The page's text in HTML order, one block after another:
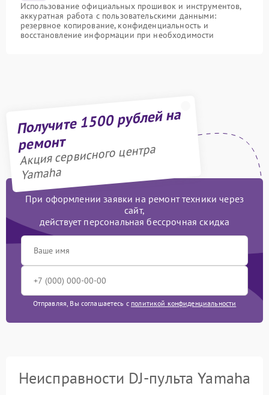
Использование официальных прошивок и инструментов,
аккуратная работа с пользовательскими данными:
резервное копирование, конфиденциальность и
восстановление информации при необходимости
Получите 1500 рублей на
ремонт
Акция сервисного центра
Yamaha
При оформлении заявки на ремонт техники через
сайт,
действует персональная бессрочная скидка
Отправляя, Вы соглашаетесь с политикой конфиденциальности
Неисправности DJ-пульта Yamaha